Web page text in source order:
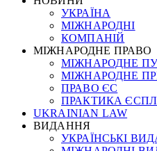
УКРАЇНА
МІЖНАРОДНІ
КОМПАНІЙ
МІЖНАРОДНЕ ПРАВО
МІЖНАРОДНЕ
МІЖНАРОДНЕ
ПРАВО ЄС
ПРАКТИКА ЄСПЛ
UKRAINIAN LAW
ВИДАННЯ
УКРАЇНСЬКІ